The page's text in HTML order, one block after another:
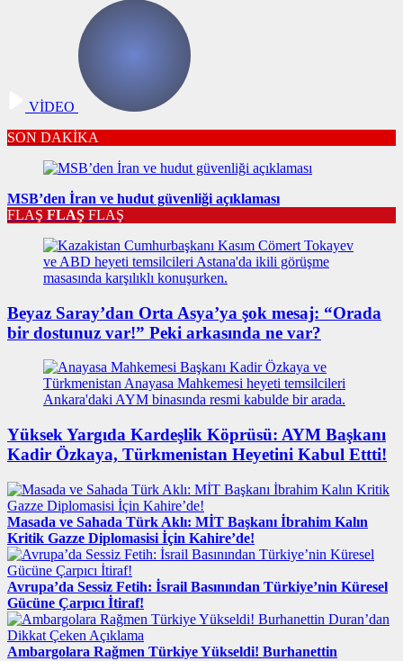
VİDEO
SON DAKİKA
MSB’den İran ve hudut güvenliği açıklaması
FLAŞ FLAŞ FLAŞ
Beyaz Saray’dan Orta Asya’ya şok mesaj: “Orada
bir dostunuz var!” Peki arkasında ne var?
Yüksek Yargıda Kardeşlik Köprüsü: AYM Başkanı
Kadir Özkaya, Türkmenistan Heyetini Kabul Ettti!
Masada ve Sahada Türk Aklı: MİT Başkanı İbrahim Kalın
Kritik Gazze Diplomasisi İçin Kahire’de!
Avrupa’da Sessiz Fetih: İsrail Basınından Türkiye’nin Küresel
Gücüne Çarpıcı İtiraf!
Ambargolara Rağmen Türkiye Yükseldi! Burhanettin